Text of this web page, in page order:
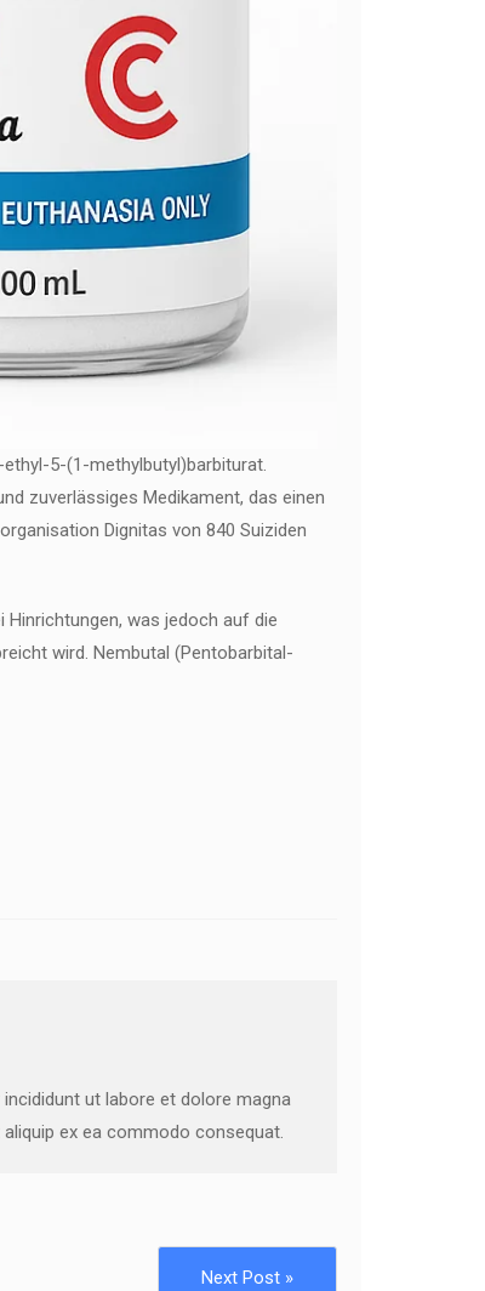
5-(1-methylbutyl)barbiturat.
zuverlässiges Medikament, das einen
Dignitas von 840 Suiziden
was jedoch auf die
wird. Nembutal (Pentobarbital-
ut labore et dolore magna
ex ea commodo consequat.
Next Post »